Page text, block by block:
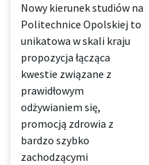
Nowy kierunek studiów na
Politechnice Opolskiej to
unikatowa w skali kraju
propozycja łącząca
kwestie związane z
prawidłowym
odżywianiem się,
promocją zdrowia z
bardzo szybko
zachodzącymi